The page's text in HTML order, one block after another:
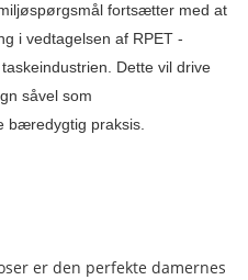
fortsætter med at
i vedtagelsen af ​​RPET -
Dette vil drive
såvel som
bæredygtig praksis.
er den perfekte damernes